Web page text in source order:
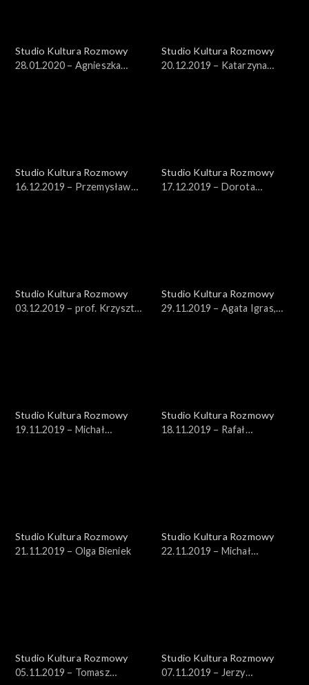
Studio Kultura Rozmowy
28.01.2020 – Agnieszka
Studio Kultura Rozmowy
20.12.2019 – Katarzyna
Studio Kultura Rozmowy
16.12.2019 – Przemysław
Studio Kultura Rozmowy
17.12.2019 – Dorota
Studio Kultura Rozmowy
03.12.2019 – prof. Krzysztof
Studio Kultura Rozmowy
29.11.2019 – Agata Igras,
Studio Kultura Rozmowy
19.11.2019 – Michał
Studio Kultura Rozmowy
18.11.2019 – Rafał
Studio Kultura Rozmowy
21.11.2019 – Olga Bieniek
Studio Kultura Rozmowy
22.11.2019 – Michał
Studio Kultura Rozmowy
05.11.2019 – Tomasz
Studio Kultura Rozmowy
07.11.2019 – Jerzy